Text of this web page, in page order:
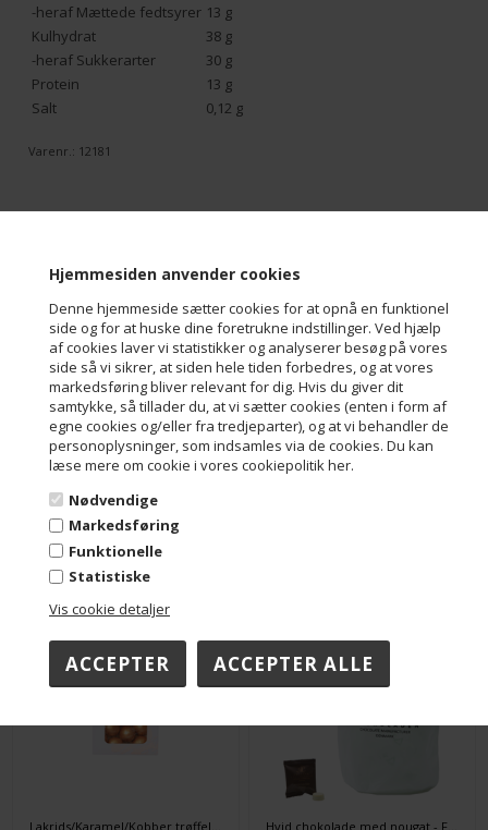
Hjemmesiden anvender cookies
Denne hjemmeside sætter cookies for at opnå en funktionel
side og for at huske dine foretrukne indstillinger. Ved hjælp
af cookies laver vi statistikker og analyserer besøg på vores
side så vi sikrer, at siden hele tiden forbedres, og at vores
markedsføring bliver relevant for dig. Hvis du giver dit
samtykke, så tillader du, at vi sætter cookies (enten i form af
egne cookies og/eller fra tredjeparter), og at vi behandler de
personoplysninger, som indsamles via de cookies. Du kan
læse mere om cookie i vores cookiepolitik her.
Nødvendige
Markedsføring
Funktionelle
Statistiske
Vis cookie detaljer
-heraf Mættede fedtsyrer 13 g
Kulhydrat
38 g
-heraf Sukkerarter
30 g
Protein
13 g
Salt
0,12 g
Varenr.: 12181
Kunder købte også
Kakaomandler trekantspose
DKK 7,50